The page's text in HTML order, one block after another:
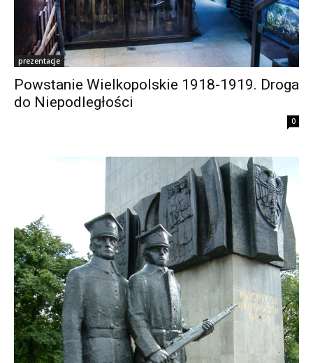
prezentacje
Powstanie Wielkopolskie 1918-1919. Droga
do Niepodległości
0